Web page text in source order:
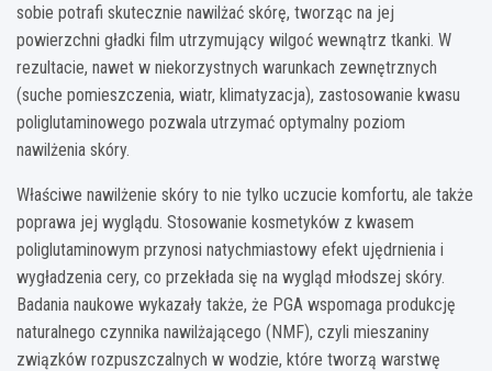
sobie potrafi skutecznie nawilżać skórę, tworząc na jej
powierzchni gładki film utrzymujący wilgoć wewnątrz tkanki. W
rezultacie, nawet w niekorzystnych warunkach zewnętrznych
(suche pomieszczenia, wiatr, klimatyzacja), zastosowanie kwasu
poliglutaminowego pozwala utrzymać optymalny poziom
nawilżenia skóry.
Właściwe nawilżenie skóry to nie tylko uczucie komfortu, ale także
poprawa jej wyglądu. Stosowanie kosmetyków z kwasem
poliglutaminowym przynosi natychmiastowy efekt ujędrnienia i
wygładzenia cery, co przekłada się na wygląd młodszej skóry.
Badania naukowe wykazały także, że PGA wspomaga produkcję
naturalnego czynnika nawilżającego (NMF), czyli mieszaniny
związków rozpuszczalnych w wodzie, które tworzą warstwę